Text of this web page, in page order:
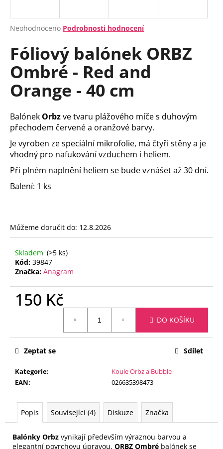
Průměrné
produktu
je
0,0
z
5
hvězdiček.
Neohodnoceno Podrobnosti hodnocení
Fóliový balónek ORBZ
Ombré - Red and
Orange - 40 cm
Balónek Orbzve tvaru plážového míče s duhovým
přechodem červené a oranžové barvy.
Je vyroben ze speciální mikrofolie, má čtyři stěny a je
vhodný pro nafukování vzduchem i heliem.
Při plném naplnění heliem se bude vznášet až 30 dní.
Balení: 1 ks
Můžeme doručit do: 12.8.2026
Skladem (>5 ks)
Kód: 39847
Značka: Anagram
150 Kč
DO KOŠÍKU
Kategorie:
Koule Orbz a Bubble
EAN: 026635398473
Zeptat se Sdílet
Popis Související (4) Diskuze Značka
Balónky Orbz vynikají především výraznou barvou a
elegantní povrchovu úpravou. ORBZ Ombré balónek se
j
t
?
HLEDAT
D
o
p
o
č
u
e
m
FÓLIOVÝ
88
CM